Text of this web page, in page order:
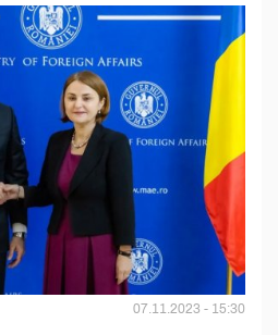
07.11.2023 - 15:30